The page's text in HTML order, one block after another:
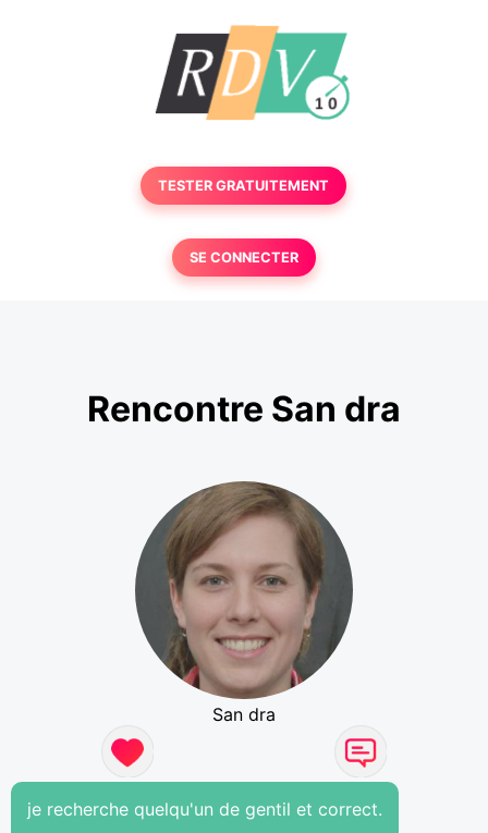
TESTER GRATUITEMENT
SE CONNECTER
Rencontre San dra
San dra
je recherche quelqu'un de gentil et correct.